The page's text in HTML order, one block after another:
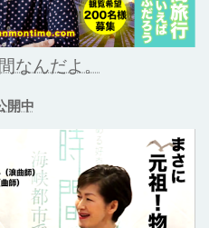
なんだよ。
開中